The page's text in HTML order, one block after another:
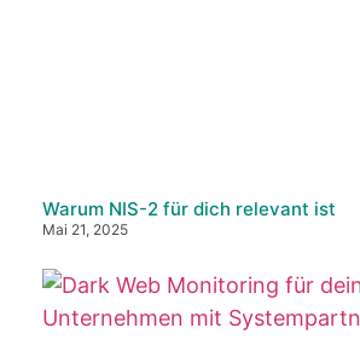
Warum NIS-2 für dich relevant ist
Mai 21, 2025